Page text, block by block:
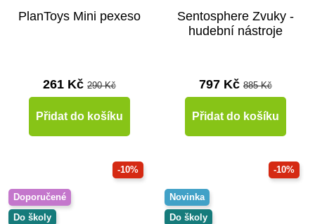
PlanToys Mini pexeso
261 Kč 290 Kč
Přidat do košíku
Sentosphere Zvuky -
hudební nástroje
797 Kč 885 Kč
Přidat do košíku
-10%
Doporučené
Do školy
-10%
Novinka
Do školy